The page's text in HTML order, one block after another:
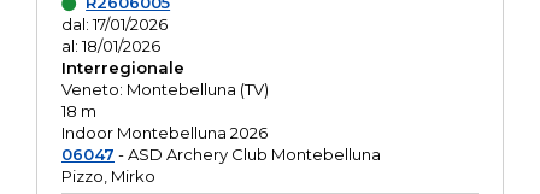
dal: 17/01/2026
al: 18/01/2026
Interregionale
Veneto: Montebelluna (TV)
18 m
Indoor Montebelluna 2026
06047 - ASD Archery Club Montebelluna
Pizzo, Mirko